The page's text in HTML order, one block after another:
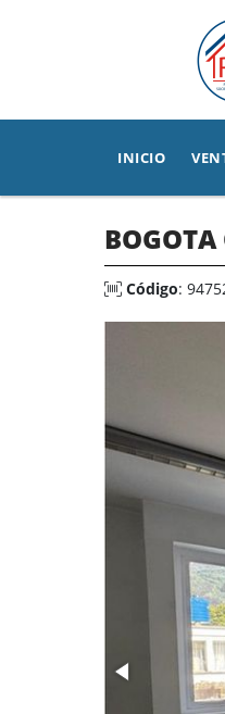
INICIO
Código: